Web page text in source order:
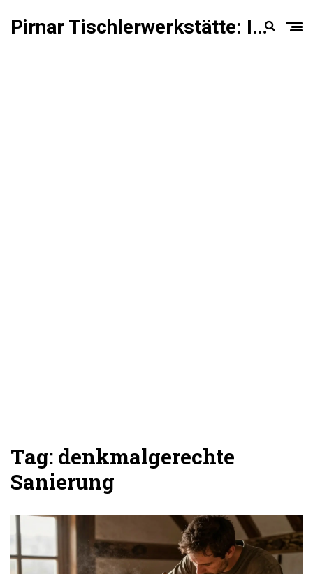
Pirnar Tischlerwerkstätte: Innentüren Experten
Tag: denkmalgerechte
Sanierung